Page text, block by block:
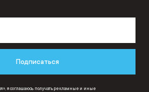
Подписаться
я соглашаюсь получать рекламные и иные